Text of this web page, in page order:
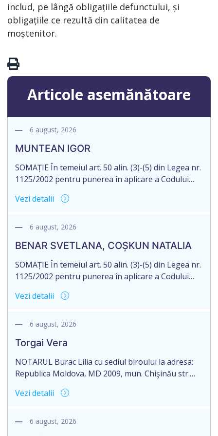
includ, pe lângă obligațiile defunctului, și
obligațiile ce rezultă din calitatea de
moștenitor.
Articole asemănătoare
6 august, 2026
MUNTEAN IGOR
SOMAȚIE În temeiul art. 50 alin. (3)-(5) din Legea nr.
1125/2002 pentru punerea în aplicare a Codului
sediul biroului în mun. Chişinău, str. Academiei, nr.
născut la 30.10.1977, reședința obișnuită a căruia
succesorale după […]
Vezi detalii
6 august, 2026
BENAR SVETLANA, COȘKUN NATALIA
SOMAȚIE În temeiul art. 50 alin. (3)-(5) din Legea nr.
1125/2002 pentru punerea în aplicare a Codului
sediul biroului în mun. Chişinău, str. Academiei, nr.
născută la 04.12.1973 și COȘKUN NATALIA, născută
[…]
Vezi detalii
6 august, 2026
Torgai Vera
NOTARUL Burac Lilia cu sediul biroului la adresa:
Republica Moldova, MD 2009, mun. Chişinău str.
despre deschiderea procedurii succesorale în urma
1959, IDNP 2001040203219, decedat/ă la 31 mai
Vezi detalii
6 august, 2026